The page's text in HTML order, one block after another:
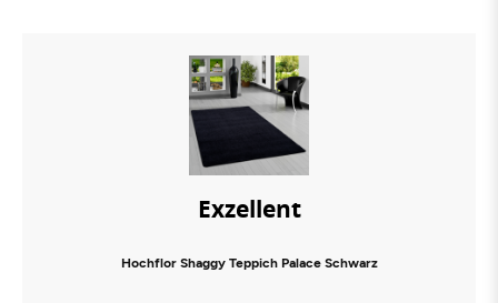
Exzellent
Hochflor Shaggy Teppich Palace Schwarz